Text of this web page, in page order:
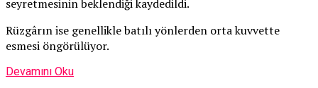
seyretmesinin beklendiği kaydedildi.
Rüzgârın ise genellikle batılı yönlerden orta kuvvette
esmesi öngörülüyor.
Devamını Oku